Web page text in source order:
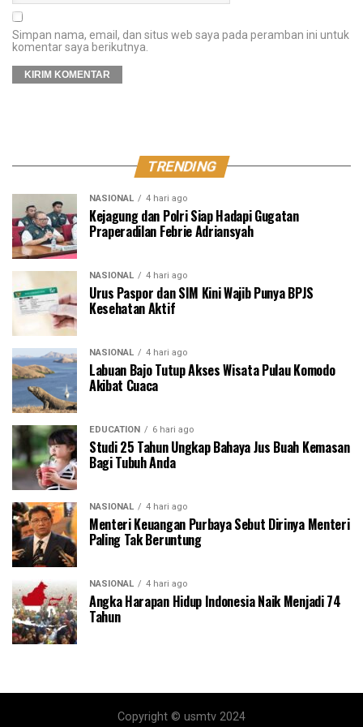
Simpan nama, email, dan situs web saya pada peramban ini untuk
komentar saya berikutnya.
TRENDING
NASIONAL 4 hari ago
Kejagung dan Polri Siap Hadapi Gugatan
Praperadilan Febrie Adriansyah
NASIONAL 4 hari ago
Urus Paspor dan SIM Kini Wajib Punya BPJS
Kesehatan Aktif
NASIONAL 4 hari ago
Labuan Bajo Tutup Akses Wisata Pulau Komodo
Akibat Cuaca
EDUCATION 6 hari ago
Studi 25 Tahun Ungkap Bahaya Jus Buah Kemasan
Bagi Tubuh Anda
NASIONAL 4 hari ago
Menteri Keuangan Purbaya Sebut Dirinya Menteri
Paling Tak Beruntung
NASIONAL 4 hari ago
Angka Harapan Hidup Indonesia Naik Menjadi 74
Tahun
Copyright © usmtv 2024